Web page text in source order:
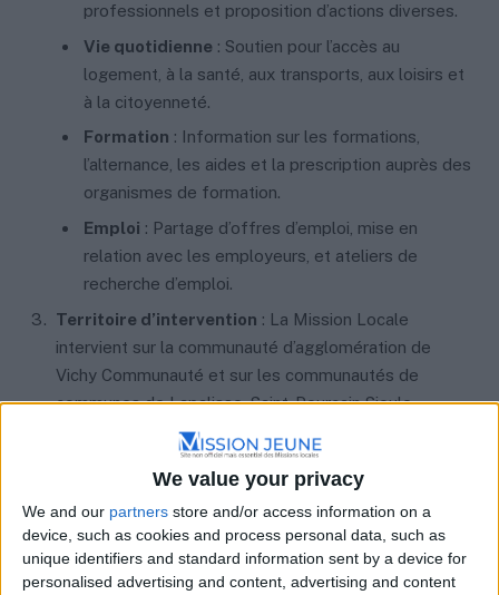
We value your privacy
We and our partners store and/or access information on a
device, such as cookies and process personal data, such as
unique identifiers and standard information sent by a device for
personalised advertising and content, advertising and content
professionnels et proposition d’actions diverses.
Vie quotidienne : Soutien pour l’accès au
logement, à la santé, aux transports, aux loisirs et
à la citoyenneté.
Formation : Information sur les formations,
l’alternance, les aides et la prescription auprès des
organismes de formation.
Emploi : Partage d’offres d’emploi, mise en
relation avec les employeurs, et ateliers de
recherche d’emploi.
Territoire d’intervention : La Mission Locale
intervient sur la communauté d’agglomération de
Vichy Communauté et sur les communautés de
communes de Lapalisse, Saint-Pourçain Sioule
Limagne et d’Entr’Allier Besbre et Loire, couvrant ainsi
Antennes et permanences
: Outre le siège à Vichy,
elle opère depuis son antenne de Gannat et organise
des permanences dans plusieurs communes dont le
Mayet-de-Montagne, Saint-Germain-des-Fossés, et